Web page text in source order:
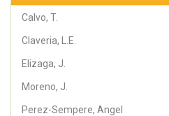
Calvo, T.
Claveria, L.E.
Elizaga, J.
Moreno, J.
Perez-Sempere, Angel